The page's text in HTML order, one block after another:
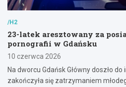
/H2
23-latek aresztowany za
pornografii w Gdańsku
10 czerwca 2026
Na dworcu Gdańsk Główny doszło
zakończyła się zatrzymaniem